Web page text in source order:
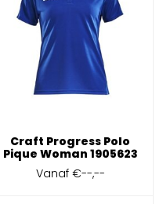
Craft Progress Polo
Pique Woman 1905623
Vanaf €--,--